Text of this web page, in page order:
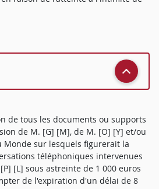
de tous les documents ou supports
de M. [G] [M], de M. [O] [Y] et/ou
Monde sur lesquels figurerait la
téléphoniques intervenues
[L] sous astreinte de 1 000 euros
de l'expiration d'un délai de 8